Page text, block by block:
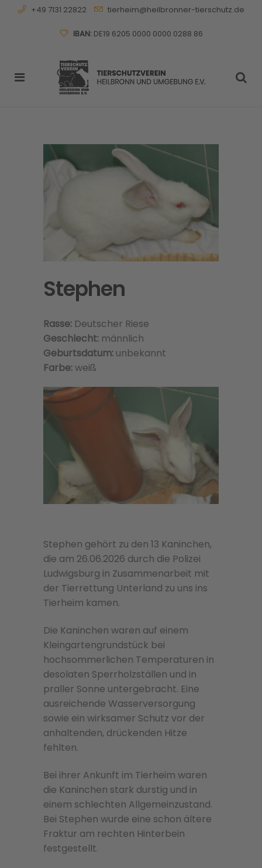
+49 7131 22822 tierheim@heilbronner-tierschutz.de
IBAN:DE19 6205 0000 0000 0288 86
Stephen
Rasse: Deutscher Riese
Geschlecht: männlich
Geburtsdatum: unbekannt
Farbe:weiß
Stephen gehört zu den 13 Kaninchen,
die am 26.06.2026 durch die Polizei
Ludwigsburg in Zusammenarbeit mit
der Tierrettung Unterland zu uns ins
Tierheim kamen.
Die Kaninchen waren auf einem
Kleingartengrundstück bei
hochsommerlichen Temperaturen in
desolaten Sperrholzställen und in
praller Sonne untergebracht. Eine
ausreichende Wasserversorgung
sowie ein wirksamer Schutz vor der
anhaltenden, drückenden Hitze
fehlten.
Bei ihrer Ankunft im Tierheim waren
die Kaninchen stark durstig und in
einem schlechten Allgemeinzustand.
Bei Stephen wurde eine schon ältere
Fraktur am rechten Hinterbein
festgestellt.